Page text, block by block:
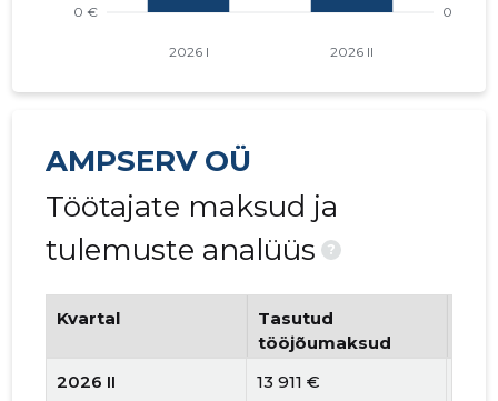
AMPSERV OÜ
Töötajate maksud ja
tulemuste analüüs
?
Kvartal
Tasutud
tööjõumaksud
2026 II
13 911 €